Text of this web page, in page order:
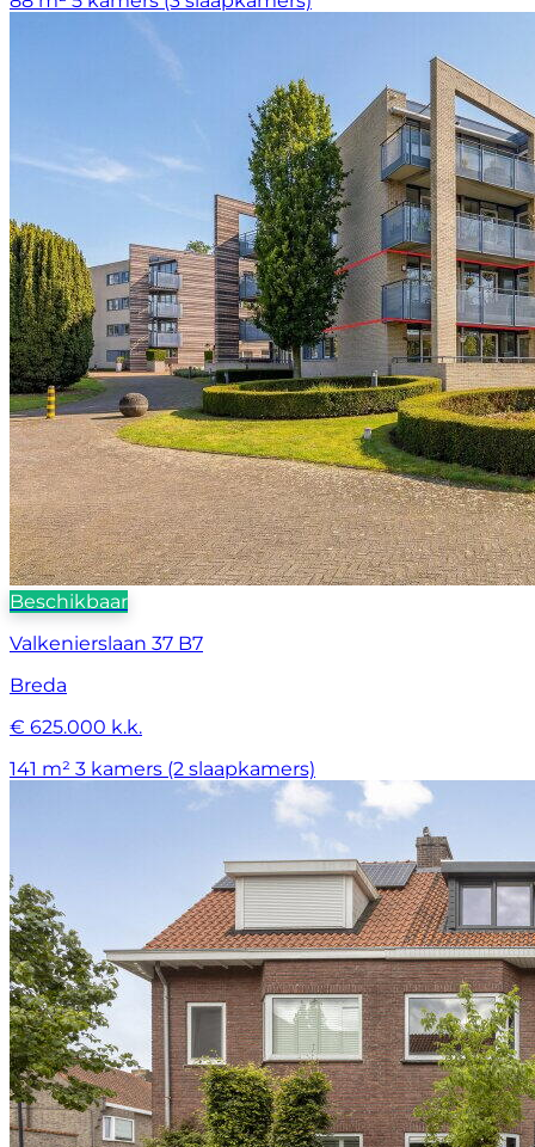
Beschikbaar
Valkenierslaan 37 B7
Breda
€ 625.000 k.k.
141 m² 3 kamers (2 slaapkamers)